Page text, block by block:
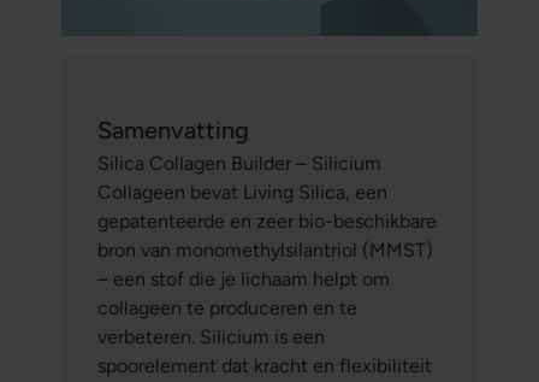
Samenvatting
Silica Collagen Builder – Silicium
Collageen bevat Living Silica, een
gepatenteerde en zeer bio-beschikbare
bron van monomethylsilantriol (MMST)
– een stof die je lichaam helpt om
collageen te produceren en te
verbeteren. Silicium is een
spoorelement dat kracht en flexibiliteit